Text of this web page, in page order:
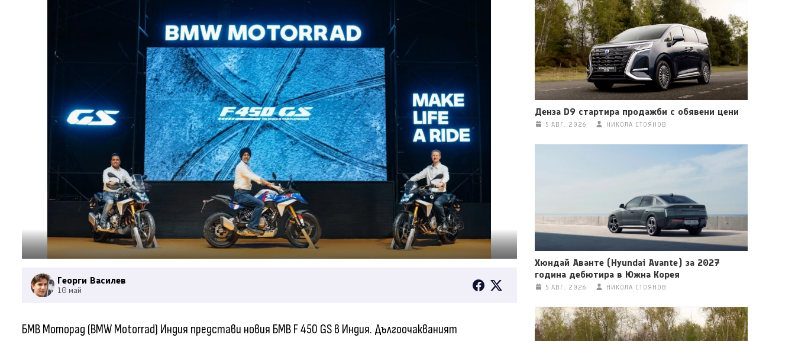
Георги Василев
10 май
БМВ Моторад (BMW Motorrad) Индия представи новия БМВ F 450 GS в Индия. Дългоочакваният
Денза D9 стартира продажби с обявени цени
5 АВГ. 2026 НИКОЛА СТОЯНОВ
Хюндай Аванте (Hyundai Avante) за 2027
година дебютира в Южна Корея
5 АВГ. 2026 НИКОЛА СТОЯНОВ